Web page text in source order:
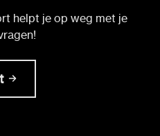
helpt je op weg met je